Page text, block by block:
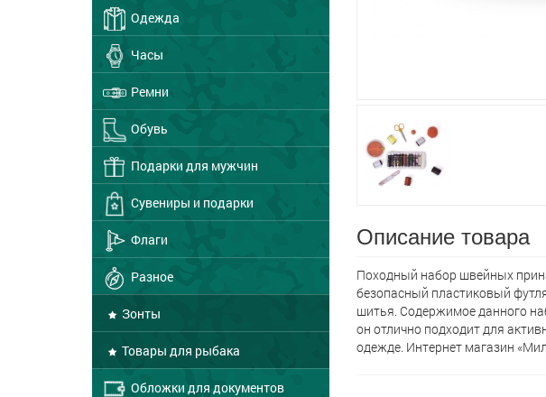
Одежда
Часы
Ремни
Обувь
Подарки для мужчин
Сувениры и подарки
Флаги
Разное
Зонты
Товары для рыбака
Обложки для документов
Описание товара
Походный набор швейных
безопасный пластиковый
шитья. Содержимое данного
он отлично подходит для
одежде. Интернет магазин